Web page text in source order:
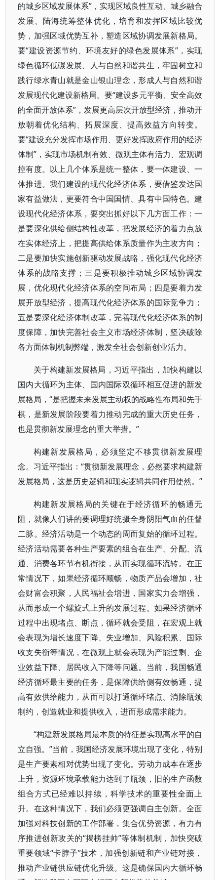
的城乡区域发展体系”，实现区域良性互动、城乡融合
发展、陆海统筹整体优化，培育和发挥区域比较优
势，加强区域优势互补，塑造区域协调发展新格局。
要“建设资源节约、环境友好的绿色发展体系”，实现
绿色循环低碳发展、人与自然和谐共生，牢固树立和
践行绿水青山就是金山银山理念，形成人与自然和谐
发展现代化建设新格局。要“建设多元平衡、安全高效
的全面开放体系”，发展更高层次开放型经济，推动开
放朝着优化结构、拓展深度、提高效益方向转变。
要“建设充分发挥市场作用、更好发挥政府作用的经济
体制”，实现市场机制有效、微观主体有活力、宏观调
控有度。以上几个体系是统一整体，要一体建设、一
体推进。我们建设的现代化经济体系，要借鉴发达国
家有益做法，更要符合中国国情、具有中国特色。建
设现代化经济体系，要突出抓好以下几方面工作：一
是要深化供给侧结构性改革，把发展经济的着力点放
在实体经济上，把提高供给体系质量作为主攻方向；
二是要加快实施创新驱动发展战略，强化现代化经济
体系的战略支撑；三是要积极推动城乡区域协调发
展，优化现代化经济体系的空间布局；四是要着力发
展开放型经济，提高现代化经济体系的国际竞争力；
五是要深化经济体制改革，完善现代化经济体系的制
度保障，加快完善社会主义市场经济体制，坚决破除
各方面体制机制弊端，激发全社会创新创业活力。
关于构建新发展格局，习近平指出，加快构建以
国内大循环为主体、国内国际双循环相互促进的新发
展格局，“是把握未来发展主动权的战略性布局和先手
棋，是新发展阶段要着力推动完成的重大历史任务，
也是贯彻新发展理念的重大举措。”
构建新发展格局，必须坚定不移贯彻新发展理
念。习近平指出：“贯彻新发展理念，必然要求构建新
发展格局，这是历史逻辑和现实逻辑共同作用使然。”
构建新发展格局的关键在于经济循环的畅通无
阻，就像人们讲的要调理好统摄全身阴阳气血的任督
二脉。经济活动是一个动态的周而复始的循环过程。
经济活动需要各种生产要素的组合在生产、分配、流
通、消费各环节有机衔接，从而实现循环流转。在正
常情况下，如果经济循环顺畅，物质产品会增加，社
会财富会积聚，人民福祉会增进，国家实力会增强，
从而形成一个螺旋式上升的发展过程。如果经济循环
过程中出现堵点、断点，循环就会受阻，在宏观上就
会表现为增长速度下降、失业增加、风险积累、国际
收支失衡等情况，在微观上就会表现为产能过剩、企
业效益下降、居民收入下降等问题。当前，我国畅通
经济循环最主要的任务，是保障供给侧有效畅通，提
高有效供给能力，从而可以打通循环堵点、消除瓶颈
制约，创造就业和提供收入，进而形成需求能力。
“构建新发展格局最本质的特征是实现高水平的自
立自强。”当前，我国经济发展环境出现了变化，特别
是生产要素相对优势出现了变化。劳动力成本在逐步
上升，资源环境承载能力达到了瓶颈，旧的生产函数
组合方式已经难以持续，科学技术的重要性全面上
升。在这种情况下，我们必须更强调自主创新。全面
加强对科技创新的工作部署，集合优势资源，有力有
序推进创新攻关的“揭榜挂帅”等体制机制，加快突破
重要领域“卡脖子”技术，加强创新链和产业链对接，
推动产业链供应链优化升级。这是确保国内大循环畅